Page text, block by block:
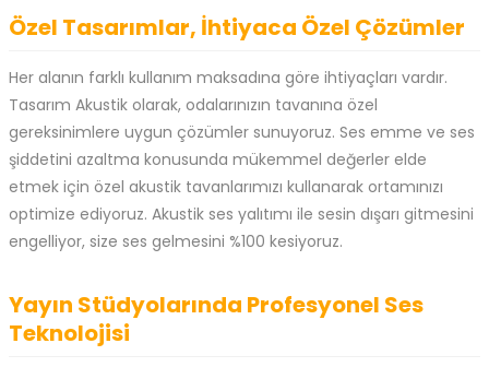
Özel Tasarımlar, İhtiyaca Özel Çözümler
Her alanın farklı kullanım maksadına göre ihtiyaçları vardır.
Tasarım Akustik olarak, odalarınızın tavanına özel
gereksinimlere uygun çözümler sunuyoruz. Ses emme ve ses
şiddetini azaltma konusunda mükemmel değerler elde
etmek için özel akustik tavanlarımızı kullanarak ortamınızı
optimize ediyoruz. Akustik ses yalıtımı ile sesin dışarı gitmesini
engelliyor, size ses gelmesini %100 kesiyoruz.
Yayın Stüdyolarında Profesyonel Ses
Teknolojisi